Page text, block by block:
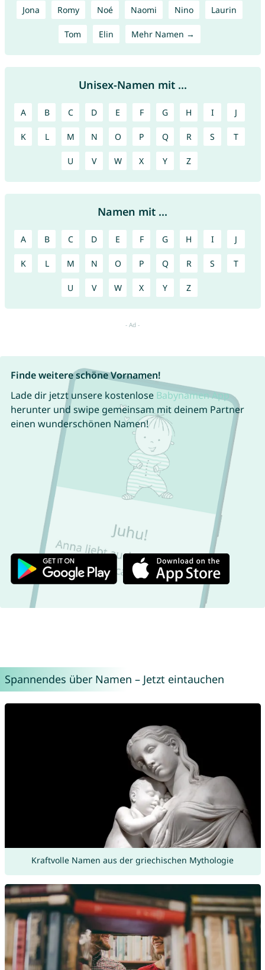
Jona Romy Noé Naomi Nino Laurin
Tom Elin Mehr Namen →
Unisex-Namen mit ...
A B C D E F G H I J
K L M N O P Q R S T
U V W X Y Z
Namen mit ...
A B C D E F G H I J
K L M N O P Q R S T
U V W X Y Z
Finde weitere schöne Vornamen!
Lade dir jetzt unsere kostenlose Babynamen App
herunter und swipe gemeinsam mit deinem Partner
einen wunderschönen Namen!
Spannendes über Namen – Jetzt eintauchen
Kraftvolle Namen aus der griechischen Mythologie